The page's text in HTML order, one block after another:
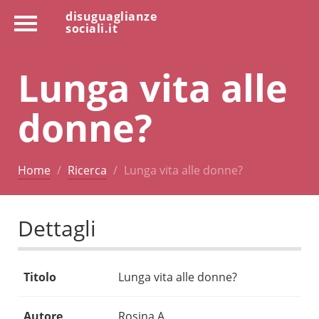
disuguaglianze
sociali.it
Lunga vita alle
donne?
Home Ricerca Lunga vita alle donne?
Dettagli
Titolo Lunga vita alle donne?